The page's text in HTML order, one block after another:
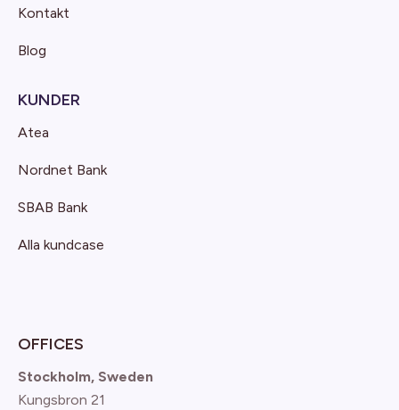
Kontakt
Blog
KUNDER
Atea
Nordnet Bank
SBAB Bank
Alla kundcase
OFFICES
Stockholm, Sweden
Kungsbron 21